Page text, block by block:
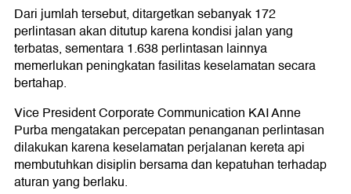
Dari jumlah tersebut, ditargetkan sebanyak 172
perlintasan akan ditutup karena kondisi jalan yang
terbatas, sementara 1.638 perlintasan lainnya
memerlukan peningkatan fasilitas keselamatan secara
bertahap.
Vice President Corporate Communication KAI Anne
Purba mengatakan percepatan penanganan perlintasan
dilakukan karena keselamatan perjalanan kereta api
membutuhkan disiplin bersama dan kepatuhan terhadap
aturan yang berlaku.